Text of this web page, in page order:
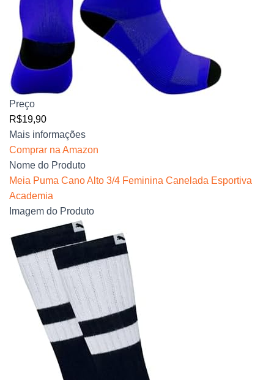
Preço
R$19,90
Mais informações
Comprar na Amazon
Nome do Produto
Meia Puma Cano Alto 3/4 Feminina Canelada Esportiva
Academia
Imagem do Produto